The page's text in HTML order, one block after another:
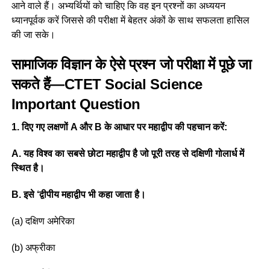
आने वाले हैं। अभ्यर्थियों को चाहिए कि वह इन प्रश्नों का अध्ययन
ध्यानपूर्वक करें जिससे की परीक्षा में बेहतर अंकों के साथ सफलता हासिल
की जा सके।
सामाजिक विज्ञान के ऐसे प्रश्न जो परीक्षा में पूछे जा
सकते हैं—CTET Social Science
Important Question
1. दिए गए लक्षणों A और B के आधार पर महाद्वीप की पहचान करें:
A. यह विश्व का सबसे छोटा महाद्वीप है जो पूरी तरह से दक्षिणी गोलार्ध में
स्थित है।
B. इसे ‘द्वीपीय महाद्वीप भी कहा जाता है।
(a) दक्षिण अमेरिका
(b) अफ्रीका